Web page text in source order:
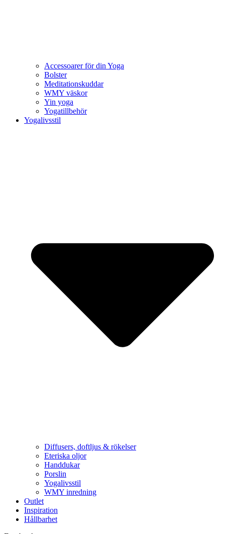
Accessoarer för din Yoga
Bolster
Meditationskuddar
WMY väskor
Yin yoga
Yogatillbehör
Yogalivsstil
Diffusers, doftljus & rökelser
Eteriska oljor
Handdukar
Porslin
Yogalivsstil
WMY inredning
Outlet
Inspiration
Hållbarhet